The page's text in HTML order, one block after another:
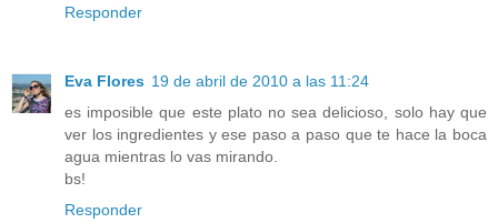
Responder
Eva Flores 19 de abril de 2010 a las 11:24
es imposible que este plato no sea delicioso, solo hay que
ver los ingredientes y ese paso a paso que te hace la boca
agua mientras lo vas mirando.
bs!
Responder